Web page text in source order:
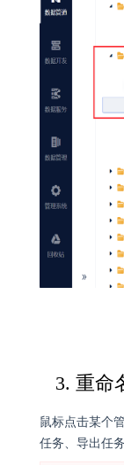
3. 重命
鼠标点击某个
任务、导出任